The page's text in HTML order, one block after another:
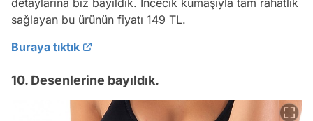
detaylarına biz bayıldık. İncecik kumaşıyla tam rahatlık
sağlayan bu ürünün fiyatı 149 TL.
Buraya tıktık
10. Desenlerine bayıldık.